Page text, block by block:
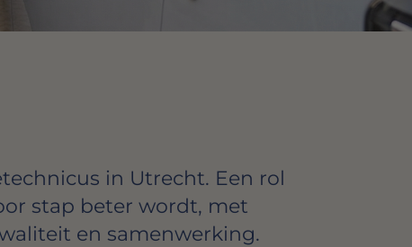
in Utrecht. Een rol
stap beter wordt, met
en samenwerking.